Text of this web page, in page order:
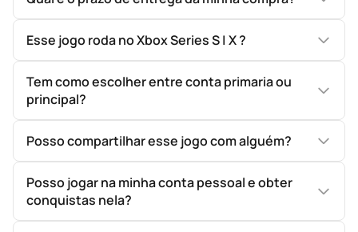
Esse jogo roda no Xbox Series S | X ?
Tem como escolher entre conta primaria ou
principal?
Posso compartilhar esse jogo com alguém?
Posso jogar na minha conta pessoal e obter
conquistas nela?